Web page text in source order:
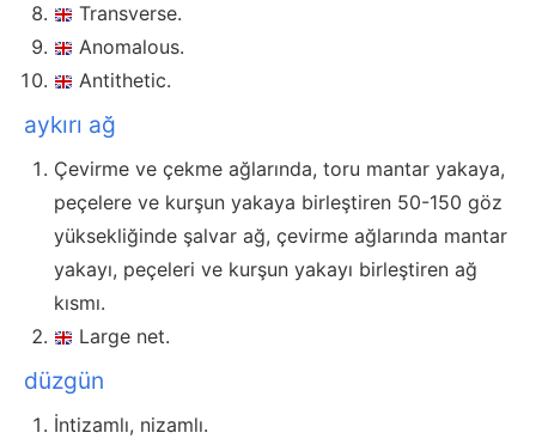
Transverse.
Anomalous.
Antithetic.
aykırı ağ
Çevirme ve çekme ağlarında, toru mantar yakaya,
peçelere ve kurşun yakaya birleştiren 50-150 göz
yüksekliğinde şalvar ağ, çevirme ağlarında mantar
yakayı, peçeleri ve kurşun yakayı birleştiren ağ
kısmı.
Large net.
düzgün
İntizamlı, nizamlı.